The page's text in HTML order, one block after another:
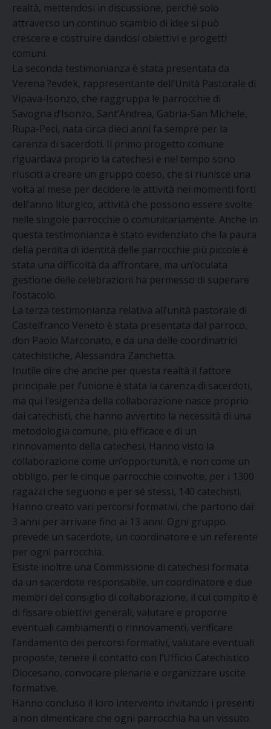
realtà, mettendosi in discussione, perché solo
attraverso un continuo scambio di idee si può
crescere e costruire dandosi obiettivi e progetti
comuni.
La seconda testimonianza è stata presentata da
Verena ?evdek, rappresentante dell’Unità Pastorale di
Vipava-Isonzo, che raggruppa le parrocchie di
Savogna d’Isonzo, Sant’Andrea, Gabria-San Michele,
Rupa-Peci, nata circa dieci anni fa sempre per la
carenza di sacerdoti. Il primo progetto comune
riguardava proprio la catechesi e nel tempo sono
riusciti a creare un gruppo coeso, che si riunisce una
volta al mese per decidere le attività nei momenti forti
dell’anno liturgico, attività che possono essere svolte
nelle singole parrocchie o comunitariamente. Anche in
questa testimonianza è stato evidenziato che la paura
della perdita di identità delle parrocchie più piccole è
stata una difficoltà da affrontare, ma un’oculata
gestione delle celebrazioni ha permesso di superare
l’ostacolo.
La terza testimonianza relativa all’unità pastorale di
Castelfranco Veneto è stata presentata dal parroco,
don Paolo Marconato, e da una delle coordinatrici
catechistiche, Alessandra Zanchetta.
Inutile dire che anche per questa realtà il fattore
principale per l’unione è stata la carenza di sacerdoti,
ma qui l’esigenza della collaborazione nasce proprio
dai catechisti, che hanno avvertito la necessità di una
metodologia comune, più efficace e di un
rinnovamento della catechesi. Hanno visto la
collaborazione come un’opportunità, e non come un
obbligo, per le cinque parrocchie coinvolte, per i 1300
ragazzi che seguono e per sé stessi, 140 catechisti.
Hanno creato vari percorsi formativi, che partono dai
3 anni per arrivare fino ai 13 anni. Ogni gruppo
prevede un sacerdote, un coordinatore e un referente
per ogni parrocchia.
Esiste inoltre una Commissione di catechesi formata
da un sacerdote responsabile, un coordinatore e due
membri del consiglio di collaborazione, il cui compito è
di fissare obiettivi generali, valutare e proporre
eventuali cambiamenti o rinnovamenti, verificare
l’andamento dei percorsi formativi, valutare eventuali
proposte, tenere il contatto con l’Ufficio Catechistico
Diocesano, convocare plenarie e organizzare uscite
formative.
Hanno concluso il loro intervento invitando i presenti
a non dimenticare che ogni parrocchia ha un vissuto